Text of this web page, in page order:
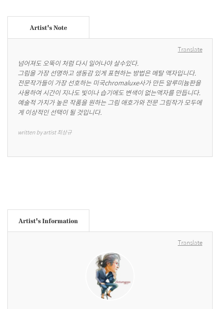
Artist's Note
Translate
넘어져도 오뚝이 처럼 다시 일어나야 살수있다.
그림을 가장 선명하고 생동감 있게 표현하는 방법은 메탈 액자입니다.
전문작가들이 가장 선호하는 미국chromaluxe사가 만든 알루미늄판을
사용하여 시간이 지나도 빛이나 습기에도 변색이 없는액자를 만듭니다.
예술적 가치가 높은 작품을 원하는 그림 애호가와 전문 그림작가 모두에
게 이상적인 선택이 될 것입니다.
written by artist 최상규
Artist's Information
Translate